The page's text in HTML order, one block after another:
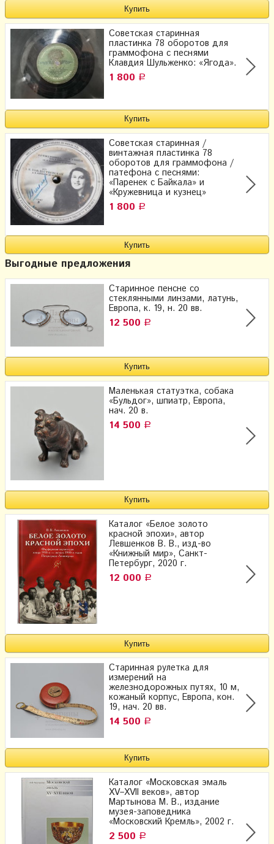
Советская старинная
пластинка 78 оборотов для
граммофона с песнями
Клавдия Шульженко: «Ягода».
1 800 Р
Советская старинная /
винтажная пластинка 78
оборотов для граммофона /
патефона с песнями:
«Паренек с Байкала» и
«Кружевница и кузнец»
1 800 Р
Выгодные предложения
Старинное пенсне со
стеклянными линзами, латунь,
Европа, к. 19, н. 20 вв.
12 500 Р
Маленькая статуэтка, собака
«Бульдог», шпиатр, Европа,
нач. 20 в.
14 500 Р
Каталог «Белое золото
красной эпохи», автор
Левшенков В. В., изд-во
«Книжный мир», Санкт-
Петербург, 2020 г.
12 000 Р
Старинная рулетка для
измерений на
железнодорожных путях, 10 м,
кожаный корпус, Европа, кон.
19, нач. 20 вв.
14 500 Р
Каталог «Московская эмаль
XV–XVII веков», автор
Мартынова М. В., издание
музея-заповедника
«Московский Кремль», 2002 г.
2 500 Р